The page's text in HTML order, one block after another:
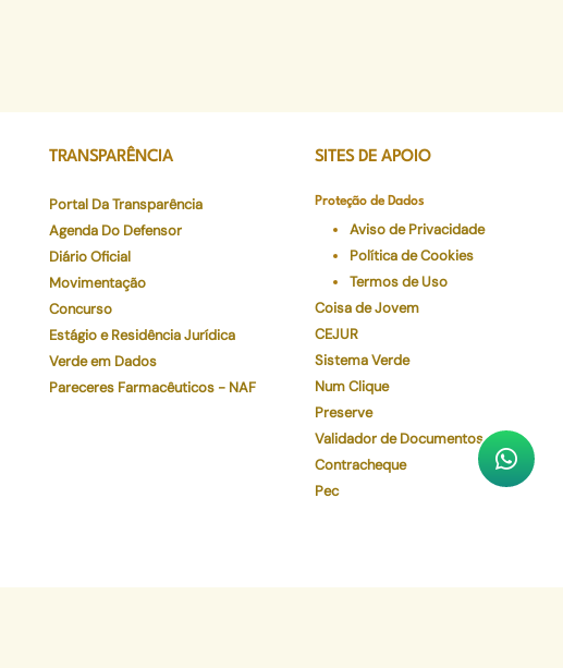
TRANSPARÊNCIA
Portal Da Transparência
Agenda Do Defensor
Diário Oficial
Movimentação
Concurso
Estágio e Residência Jurídica
Verde em Dados
Pareceres Farmacêuticos - NAF
SITES DE APOIO
Proteção de Dados
Aviso de Privacidade
Política de Cookies
Termos de Uso
Coisa de Jovem
CEJUR
Sistema Verde
Num Clique
Preserve
Validador de Documentos
Contracheque
Pec